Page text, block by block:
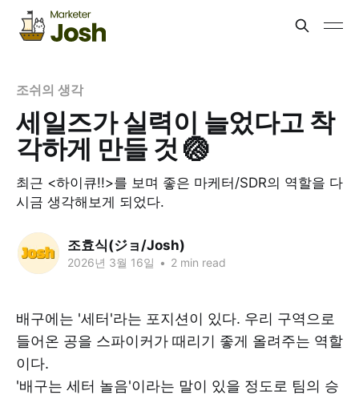
조쉬의 생각
세일즈가 실력이 늘었다고 착
각하게 만들 것 🏐
최근 <하이큐!!>를 보며 좋은 마케터/SDR의 역할을 다
시금 생각해보게 되었다.
조효식(ジョ/Josh)
2026년 3월 16일 • 2 min read
배구에는 '세터'라는 포지션이 있다. 우리 구역으로
들어온 공을 스파이커가 때리기 좋게 올려주는 역할
이다.
'배구는 세터 놀음'이라는 말이 있을 정도로 팀의 승